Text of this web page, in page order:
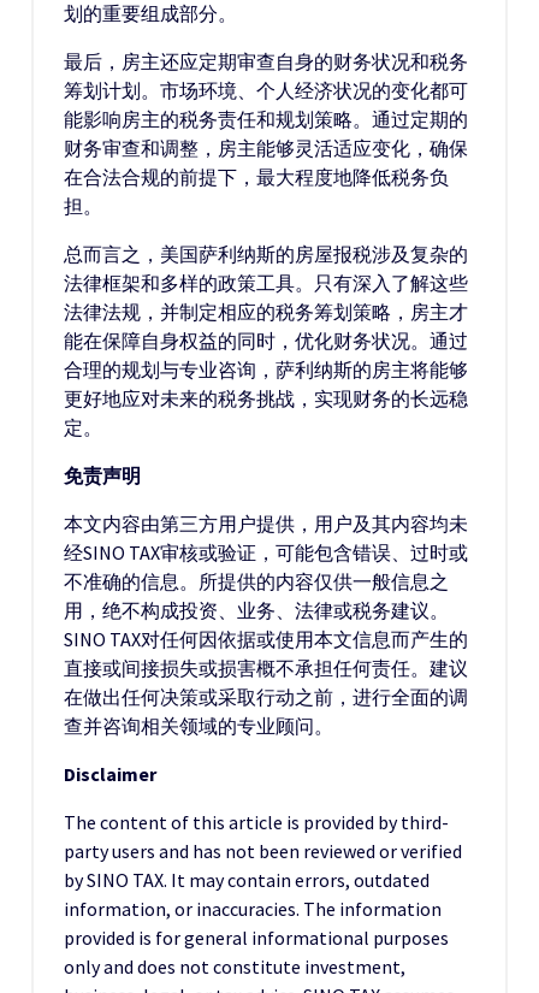
划的重要组成部分。
最后，房主还应定期审查自身的财务状况和税务
筹划计划。市场环境、个人经济状况的变化都可
能影响房主的税务责任和规划策略。通过定期的
财务审查和调整，房主能够灵活适应变化，确保
在合法合规的前提下，最大程度地降低税务负
担。
总而言之，美国萨利纳斯的房屋报税涉及复杂的
法律框架和多样的政策工具。只有深入了解这些
法律法规，并制定相应的税务筹划策略，房主才
能在保障自身权益的同时，优化财务状况。通过
合理的规划与专业咨询，萨利纳斯的房主将能够
更好地应对未来的税务挑战，实现财务的长远稳
定。
免责声明
本文内容由第三方用户提供，用户及其内容均未
经SINO TAX审核或验证，可能包含错误、过时或
不准确的信息。所提供的内容仅供一般信息之
用，绝不构成投资、业务、法律或税务建议。
SINO TAX对任何因依据或使用本文信息而产生的
直接或间接损失或损害概不承担任何责任。建议
在做出任何决策或采取行动之前，进行全面的调
查并咨询相关领域的专业顾问。
Disclaimer
The content of this article is provided by third-
party users and has not been reviewed or verified
by SINO TAX. It may contain errors, outdated
information, or inaccuracies. The information
provided is for general informational purposes
only and does not constitute investment,